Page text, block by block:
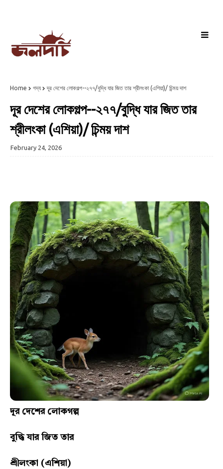
Home গদ্য দূর দেশের লোকগল্প--২৭৭/বুদ্ধি যার জিত তার শ্রীলংকা (এশিয়া)/ চিন্ময় দাশ
দূর দেশের লোকগল্প--২৭৭/বুদ্ধি যার জিত তার
শ্রীলংকা (এশিয়া)/ চিন্ময় দাশ
February 24, 2026
দূর দেশের লোকগল্প
বুদ্ধি যার জিত তার
শ্রীলংকা (এশিয়া)